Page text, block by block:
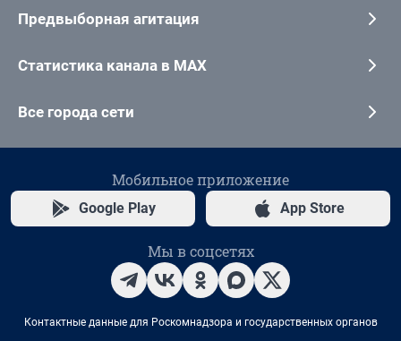
Предвыборная агитация
Статистика канала в MAX
Все города сети
Мобильное приложение
Google Play App Store
Мы в соцсетях
Контактные данные для Роскомнадзора и государственных органов